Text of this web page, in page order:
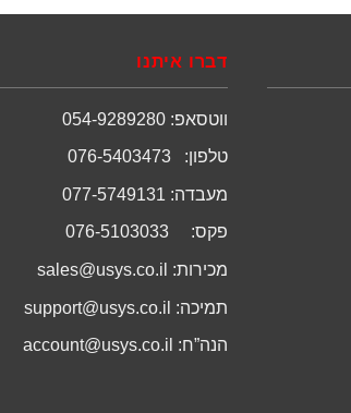
דברו איתנו
ווטסאפ: 054-9289280
טלפון: 076-5403473
מעבדה: 077-5749131
פקס: 076-5103033
מכירות: sales@usys.co.il
תמיכה: support@usys.co.il
הנה”ח: account@usys.co.il